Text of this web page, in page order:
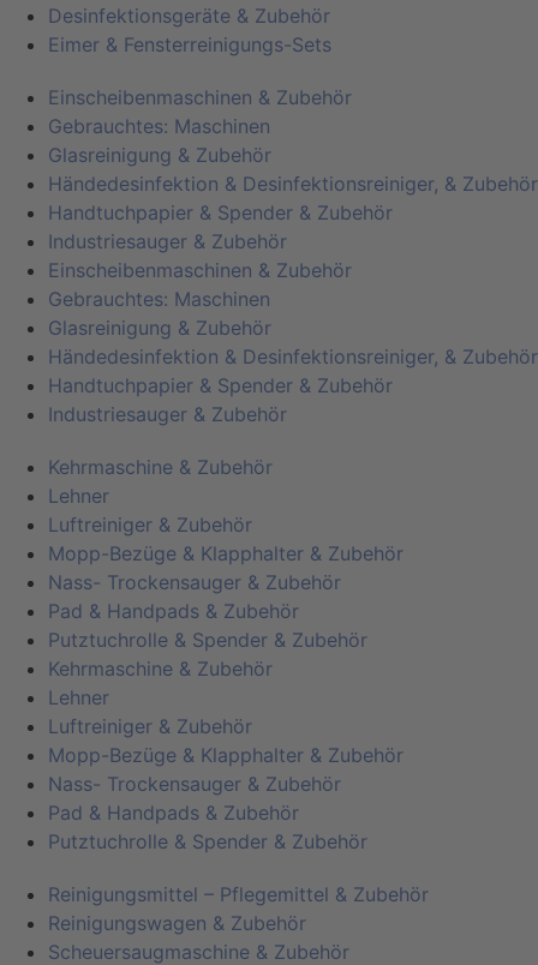
Desinfektionsgeräte & Zubehör
Eimer & Fensterreinigungs-Sets
Einscheibenmaschinen & Zubehör
Gebrauchtes: Maschinen
Glasreinigung & Zubehör
Händedesinfektion & Desinfektionsreiniger, & Zubehör
Handtuchpapier & Spender & Zubehör
Industriesauger & Zubehör
Einscheibenmaschinen & Zubehör
Gebrauchtes: Maschinen
Glasreinigung & Zubehör
Händedesinfektion & Desinfektionsreiniger, & Zubehör
Handtuchpapier & Spender & Zubehör
Industriesauger & Zubehör
Kehrmaschine & Zubehör
Lehner
Luftreiniger & Zubehör
Mopp-Bezüge & Klapphalter & Zubehör
Nass- Trockensauger & Zubehör
Pad & Handpads & Zubehör
Putztuchrolle & Spender & Zubehör
Kehrmaschine & Zubehör
Lehner
Luftreiniger & Zubehör
Mopp-Bezüge & Klapphalter & Zubehör
Nass- Trockensauger & Zubehör
Pad & Handpads & Zubehör
Putztuchrolle & Spender & Zubehör
Reinigungsmittel – Pflegemittel & Zubehör
Reinigungswagen & Zubehör
Scheuersaugmaschine & Zubehör